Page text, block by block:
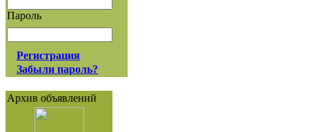
Пароль
Регистрация
Забыли пароль?
Архив объявлений